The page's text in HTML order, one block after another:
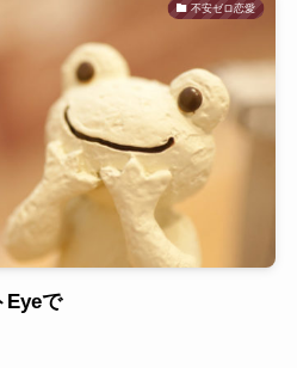
不安ゼロ恋愛
Eyeで